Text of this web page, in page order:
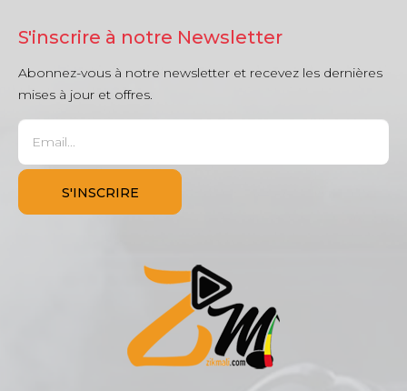
S'inscrire à notre Newsletter
Abonnez-vous à notre newsletter et recevez les dernières
mises à jour et offres.